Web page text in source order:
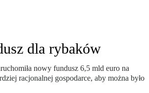
dla rybaków
nowy fundusz 6,5 mld euro na
racjonalnej gospodarce, aby można było